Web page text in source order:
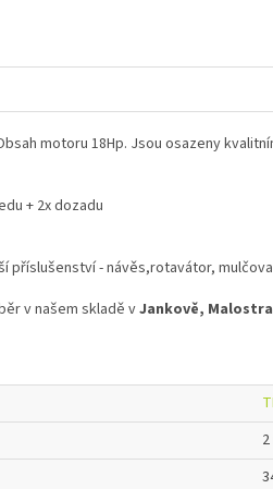
motoru 18Hp. Jsou osazeny
+ 2x dozadu
příslušenství - návěs,rotavátor,
v našem skladě vJankově,